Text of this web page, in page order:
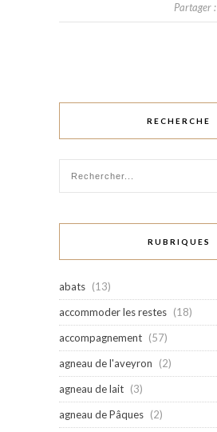
Partager :
RECHERCHE
RUBRIQUES
abats (13)
accommoder les restes (18)
accompagnement (57)
agneau de l'aveyron
(2)
agneau de lait (3)
agneau de Pâques (2)